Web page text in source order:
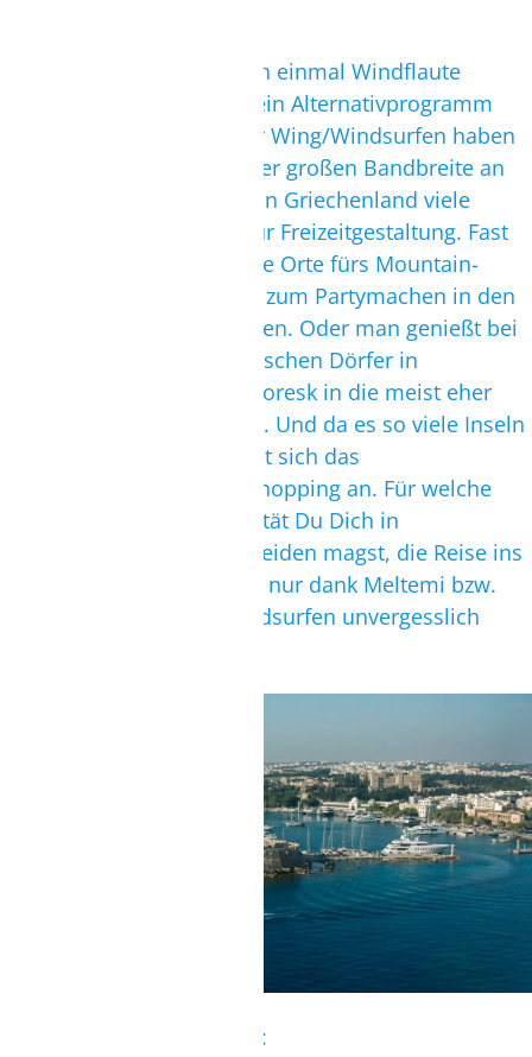
Wenn wider Erwarten doch einmal Windflaute
herrschen sollte oder Du ein Alternativprogramm
neben dem Kite- und/oder Wing/Windsurfen haben
möchtest, gibt es neben der großen Bandbreite an
kulturellen Möglichkeiten in Griechenland viele
spannende Alternativen zur Freizeitgestaltung. Fast
überall findet man reizvolle Orte fürs Mountain-
Biken, Tauchen oder auch zum Partymachen in den
jeweiligen Inselhauptstädten. Oder man genießt bei
einer Rundfahrt die malerischen Dörfer in
Griechenland, die sich pittoresk in die meist eher
karge Landschaft einfügen. Und da es so viele Inseln
in Griechenland gibt, bietet sich das
abwechslungsreiche Inselhopping an. Für welche
Insel und für welche Aktivität Du Dich in
Griechenland auch entscheiden magst, die Reise ins
Land der Götter wird nicht nur dank Meltemi bzw.
dem Kiten oder Wing/Windsurfen unvergesslich
Kultur pur: Rhodos-Stadt